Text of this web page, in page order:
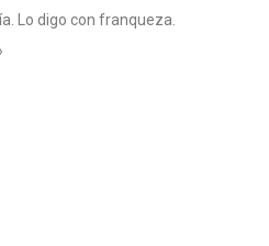
Lo digo con franqueza.